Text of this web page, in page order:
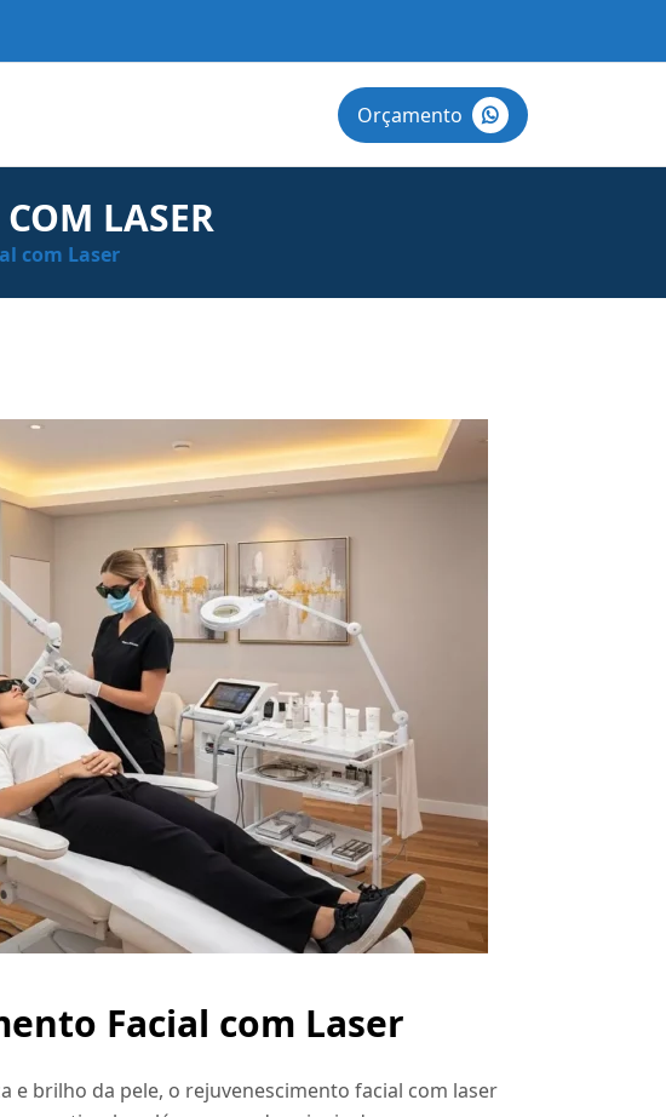
Orçamento
LASER
com Laser
Facial com Laser
e brilho da pele, o rejuvenescimento facial com laser